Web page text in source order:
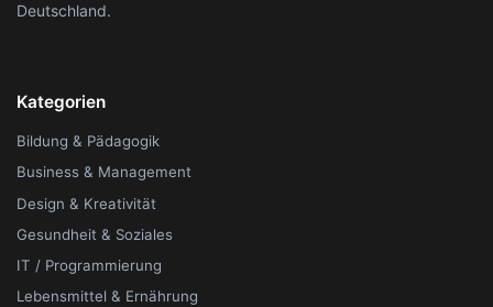
Deutschland.
Kategorien
Bildung & Pädagogik
Business & Management
Design & Kreativität
Gesundheit & Soziales
IT / Programmierung
Lebensmittel & Ernährung